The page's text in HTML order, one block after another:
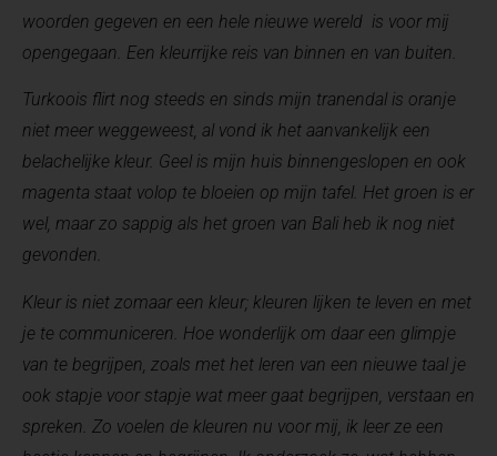
woorden gegeven en een hele nieuwe wereld is voor mij
opengegaan. Een kleurrijke reis van binnen en van buiten.
Turkoois flirt nog steeds en sinds mijn tranendal is oranje
niet meer weggeweest, al vond ik het aanvankelijk een
belachelijke kleur. Geel is mijn huis binnengeslopen en ook
magenta staat volop te bloeien op mijn tafel. Het groen is er
wel, maar zo sappig als het groen van Bali heb ik nog niet
gevonden.
Kleur is niet zomaar een kleur; kleuren lijken te leven en met
je te communiceren. Hoe wonderlijk om daar een glimpje
van te begrijpen, zoals met het leren van een nieuwe taal je
ook stapje voor stapje wat meer gaat begrijpen, verstaan en
spreken. Zo voelen de kleuren nu voor mij, ik leer ze een